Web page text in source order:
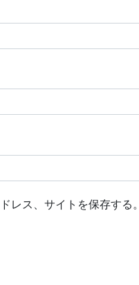
レス、サイトを保存する。